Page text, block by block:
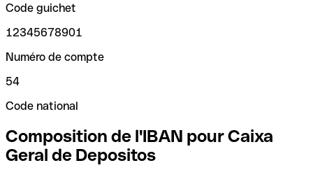
Code guichet
12345678901
Numéro de compte
54
Code national
Composition de l'IBAN pour Caixa
Geral de Depositos